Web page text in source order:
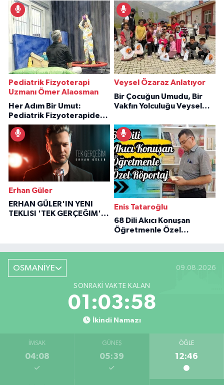
Pediatrik Fizyoterapi
Uzmanı Ömer Alaosman
Her Adım Bir Umut:
Pediatrik Fizyoterapiden
İlham Veren Hikâyeler
Veysel Özaraz Anlatıyor
Bir Çocuğun Umudu, Bir
Vakfın Yolculuğu Veysel
Erhan Güler
ERHAN GÜLER'IN YENI
TEKLISI 'TEK GERÇEĞIM'LE
Enis Tataroğlu
68 Dili Akıcı Konuşan
Öğretmenle Özel
OSMANİYE 09.08.2026
SONRAKI VAKTE KALAN
01:03:57
İkindi Namazı
İMSAK
04:08
GÜNEŞ
05:39
ÖĞLE
12:46